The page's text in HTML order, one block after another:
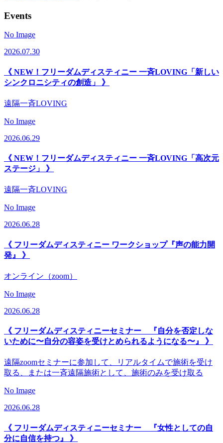
Events
No Image
2026.07.30
《 NEW！フリーダムディスティニー 一斉LOVING「新しい
シンクロニシティの創造」 》
遠隔一斉LOVING
No Image
2026.06.29
《 NEW！フリーダムディスティニー 一斉LOVING「高次元
ステージ」 》
遠隔一斉LOVING
No Image
2026.06.28
《 フリーダムディスティニー ワークショップ『声の能力開
発』 》
オンライン（zoom）
No Image
2026.06.28
《 フリーダムディスティニーセミナー 『自分を否定しな
いために〜自分の容姿を受けとめられるようになる〜』 》
遠隔zoomセミナーに参加して、リアルタイムで施術を受け
取る、または一斉遠隔施術として、施術のみを受け取る
No Image
2026.06.28
《 フリーダムディスティニーセミナー 『女性としての自
分に自信を持つ』 》